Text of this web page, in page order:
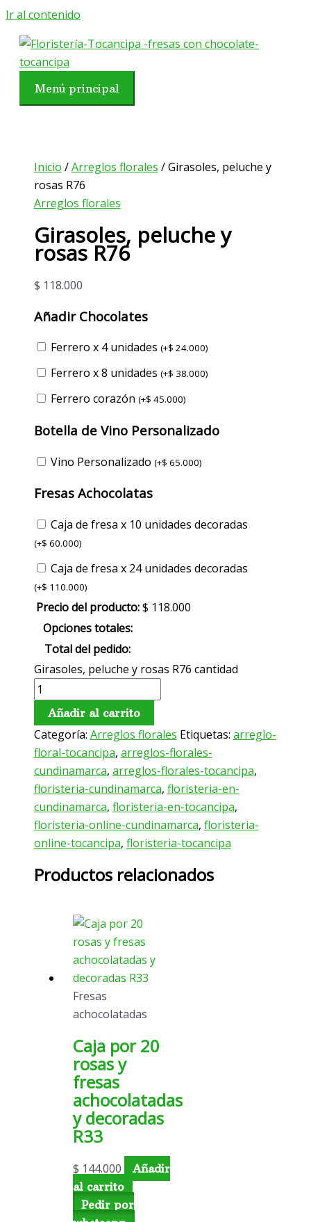
Ir al contenido
Menú principal
Inicio /Arreglos florales / Girasoles, peluche y
rosas R76
Arreglos florales
Girasoles, peluche y
rosas R76
$ 118.000
Añadir Chocolates
Ferrero x 4 unidades (+$ 24.000)
Ferrero x 8 unidades (+$ 38.000)
Ferrero corazón (+$ 45.000)
Botella de Vino Personalizado
Vino Personalizado (+$ 65.000)
Fresas Achocolatas
Caja de fresa x 10 unidades decoradas
(+$ 60.000)
Caja de fresa x 24 unidades decoradas
(+$ 110.000)
Precio del producto:$ 118.000
Opciones totales:
Total del pedido:
Girasoles, peluche y rosas R76 cantidad
Añadir al carrito
Categoría: Arreglos florales Etiquetas: arreglo-
floral-tocancipa, arreglos-florales-
cundinamarca, arreglos-florales-tocancipa,
floristeria-cundinamarca, floristeria-en-
cundinamarca, floristeria-en-tocancipa,
floristeria-online-cundinamarca, floristeria-
online-tocancipa, floristeria-tocancipa
Productos relacionados
Fresas
achocolatadas
Caja por 20
rosas y
fresas
achocolatadas
y decoradas
R33
$ 144.000
Añadir
al carrito
Pedir por